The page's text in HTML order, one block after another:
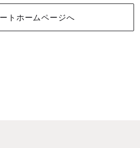
トホームページへ